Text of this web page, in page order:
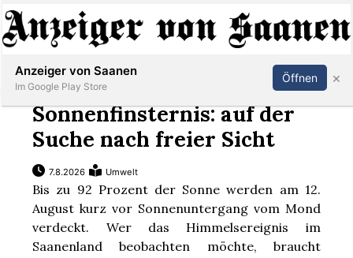
Events
Abonnieren Anmelden
Sonnenfinsternis: auf der
Suche nach freier Sicht
7.8.2026 Umwelt
Bis zu 92 Prozent der Sonne werden am 12.
August kurz vor Sonnenuntergang vom Mond
verdeckt. Wer das Himmelsereignis im
Saanenland beobachten möchte, braucht
Anzeiger von Saanen
Im Google Play Store
Öffnen ×